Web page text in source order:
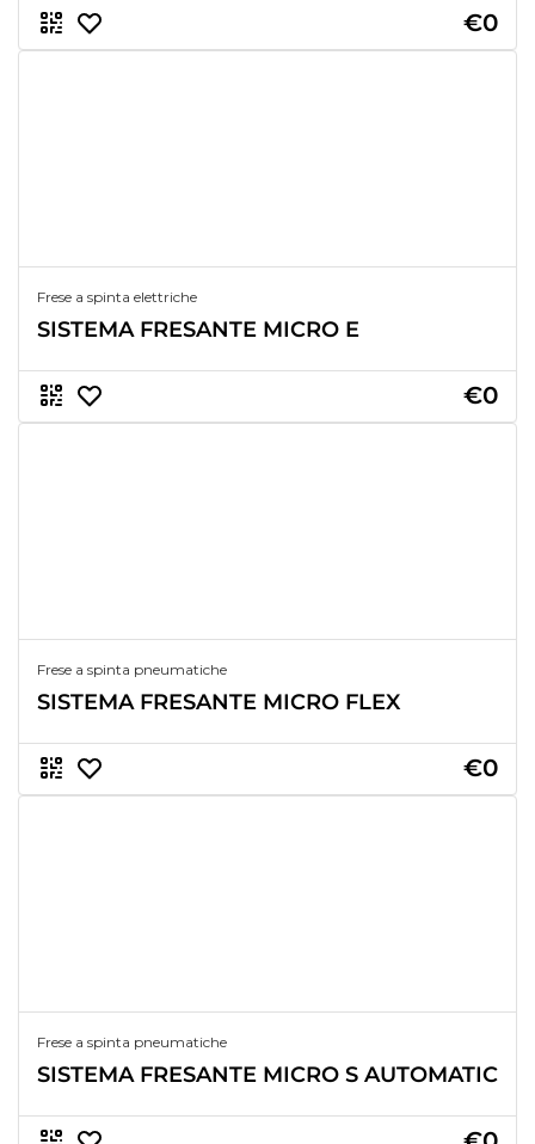
€0
Frese a spinta elettriche
SISTEMA FRESANTE MICRO E
€0
Frese a spinta pneumatiche
SISTEMA FRESANTE MICRO FLEX
€0
Frese a spinta pneumatiche
SISTEMA FRESANTE MICRO S AUTOMATIC